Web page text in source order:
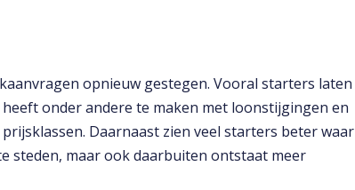
opnieuw gestegen. Vooral starters laten
onder andere te maken met loonstijgingen en
Daarnaast zien veel starters beter waar
steden, maar ook daarbuiten ontstaat meer